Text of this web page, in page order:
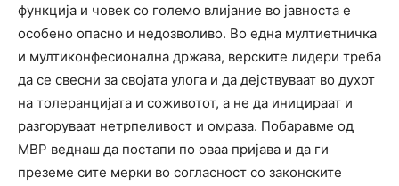
функција и човек со големо влијание во јавноста е
особено опасно и недозволиво. Во една мултиетничка
и мултиконфесионална држава, верските лидери треба
да се свесни за својата улога и да дејствуваат во духот
на толеранцијата и соживотот, а не да иницираат и
разгоруваат нетрпеливост и омраза. Побаравме од
МВР веднаш да постапи по оваа пријава и да ги
преземе сите мерки во согласност со законските